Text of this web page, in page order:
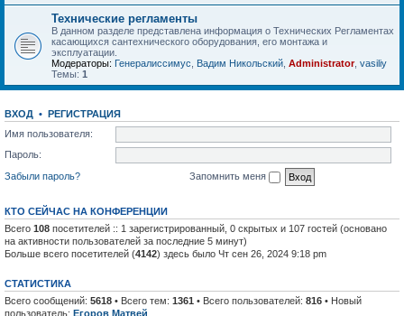
Технические регламенты
В данном разделе представлена информация о Технических Регламентах
касающихся сантехнического оборудования, его монтажа и
эксплуатации.
Модераторы: Генералиссимус Вадим Никольский Administrator, vasiliy
Темы: 1
ВХОД • РЕГИСТРАЦИЯ
Имя пользователя:
Пароль:
Забыли пароль?
Запомнить меня
КТО СЕЙЧАС НА КОНФЕРЕНЦИИ
Всего 108 посетителей :: 1 зарегистрированный, 0 скрытых и 107 гостей (основано
на активности пользователей за последние 5 минут)
Больше всего посетителей (4142) здесь было Чт сен 26, 2024 9:18 pm
СТАТИСТИКА
Всего сообщений: 5618 • Всего тем: 1361 • Всего пользователей: 816 • Новый
пользователь: Егоров Матвей